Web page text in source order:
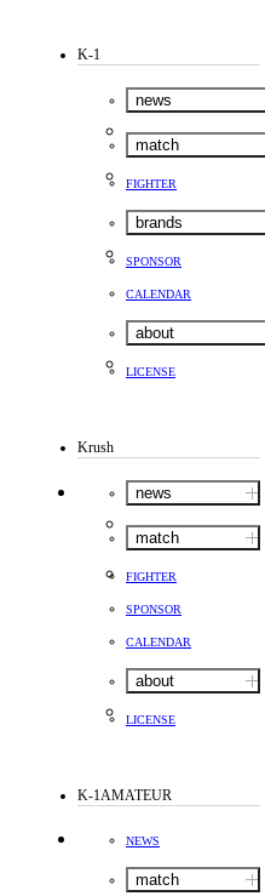
K-1
news
match
FIGHTER
brands
SPONSOR
CALENDAR
about
LICENSE
Krush
news
match
FIGHTER
SPONSOR
CALENDAR
about
LICENSE
K-1AMATEUR
NEWS
match